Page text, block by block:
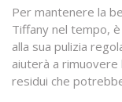
Per mantenere la
Tiffany nel tempo,
alla sua pulizia
aiuterà a
residui che